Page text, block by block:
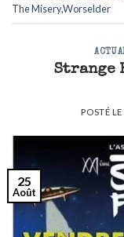
The Misery,Worselder
Strange
POSTÉ LE
25
Août